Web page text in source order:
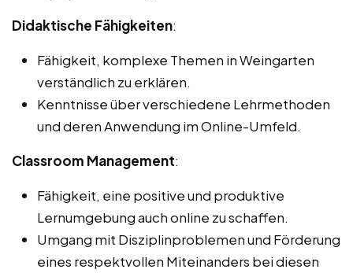
Didaktische Fähigkeiten:
Fähigkeit, komplexe Themen in Weingarten
verständlich zu erklären.
Kenntnisse über verschiedene Lehrmethoden
und deren Anwendung im Online-Umfeld.
Classroom Management:
Fähigkeit, eine positive und produktive
Lernumgebung auch online zu schaffen.
Umgang mit Disziplinproblemen und Förderung
eines respektvollen Miteinanders bei diesen